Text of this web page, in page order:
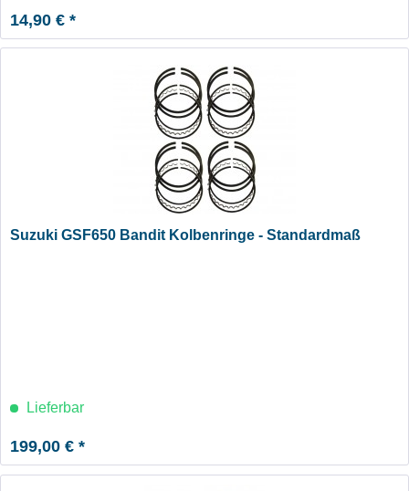
14,90 € *
Suzuki GSF650 Bandit Kolbenringe - Standardmaß
Lieferbar
199,00 € *